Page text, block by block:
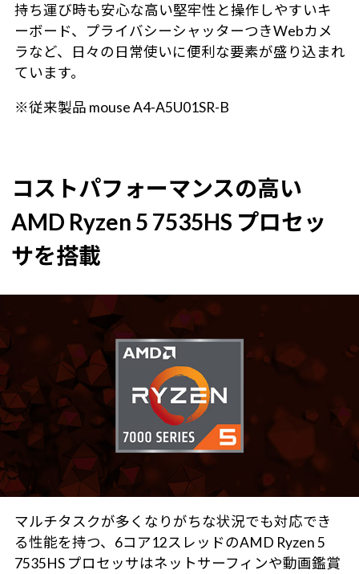
持ち運び時も安心な高い堅牢性と操作しやすいキ
ーボード、プライバシーシャッターつきWebカメ
ラなど、日々の日常使いに便利な要素が盛り込まれ
ています。
※従来製品 mouse A4-A5U01SR-B
コストパフォーマンスの高い
AMD Ryzen 5 7535HS プロセッ
サを搭載
マルチタスクが多くなりがちな状況でも対応でき
る性能を持つ、6コア12スレッドのAMD Ryzen 5
7535HS プロセッサはネットサーフィンや動画鑑賞